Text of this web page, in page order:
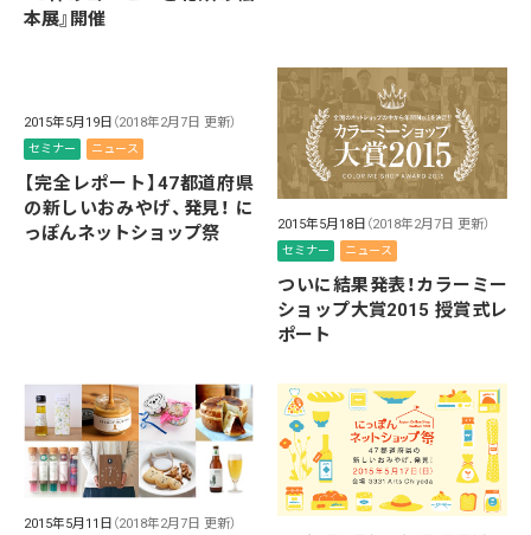
本展』開催
2015年5月19日 （2018年2月7日 更新）
セミナー ニュース
【完全レポート】47都道府県
の新しいおみやげ、発見！ に
っぽんネットショップ祭
2015年5月18日 （2018年2月7日 更新）
セミナー ニュース
ついに結果発表！カラーミー
ショップ大賞2015 授賞式レ
ポート
2015年5月11日 （2018年2月7日 更新）